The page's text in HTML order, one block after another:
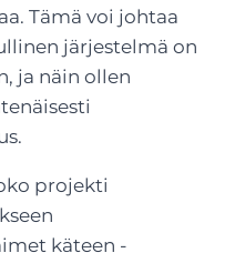
Tämä voi johtaa
järjestelmä on
ja näin ollen
projekti
käteen -